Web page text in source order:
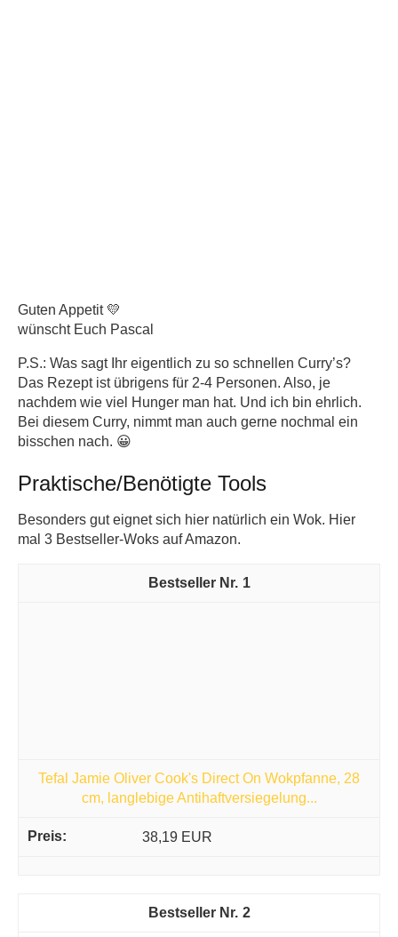
Guten Appetit 💛
wünscht Euch Pascal
P.S.: Was sagt Ihr eigentlich zu so schnellen Curry’s?
Das Rezept ist übrigens für 2-4 Personen. Also, je
nachdem wie viel Hunger man hat. Und ich bin ehrlich.
Bei diesem Curry, nimmt man auch gerne nochmal ein
bisschen nach. 😀
Praktische/Benötigte Tools
Besonders gut eignet sich hier natürlich ein Wok. Hier
mal 3 Bestseller-Woks auf Amazon.
1
Tefal Jamie Oliver Cook's Direct On Wokpfanne, 28
cm, langlebige Antihaftversiegelung...
38,19 EUR
2